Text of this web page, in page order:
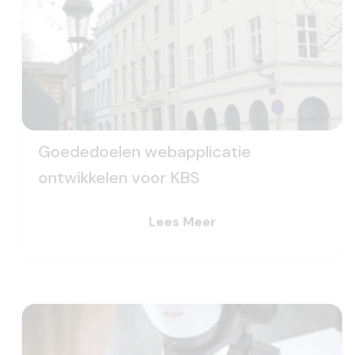
Goededoelen webapplicatie
ontwikkelen voor KBS
Lees Meer